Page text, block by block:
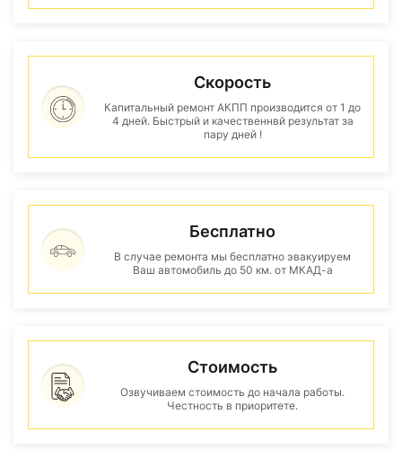
Скорость
Капитальный ремонт АКПП производится от 1 до
4 дней. Быстрый и качественнвй результат за
пару дней !
Бесплатно
В случае ремонта мы бесплатно эвакуируем
Ваш автомобиль до 50 км. от МКАД-а
Стоимость
Озвучиваем стоимость до начала работы.
Честность в приоритете.